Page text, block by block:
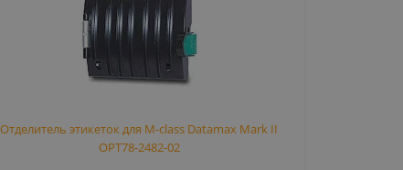
Отделитель этикеток для M-class Datamax Mark II
OPT78-2482-02